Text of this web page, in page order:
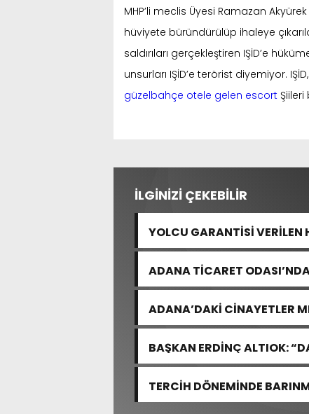
MHP’li meclis Üyesi Ramazan
hüviyete büründürülüp ihaleye
saldırıları gerçekleştiren IŞİD’e
unsurları IŞİD’e terörist diyemiyor.
güzelbahçe otele gelen escort
İLGİNİZİ ÇEKEBİLİR
YOLCU GARANTİSİ
ADANA TİCARET
ADANA’DAKİ CİNAYETLER
BAŞKAN ERDİNÇ ALTIOK:
İÇİN ÇALIŞIYORUZ”
TERCİH DÖNEMİNDE